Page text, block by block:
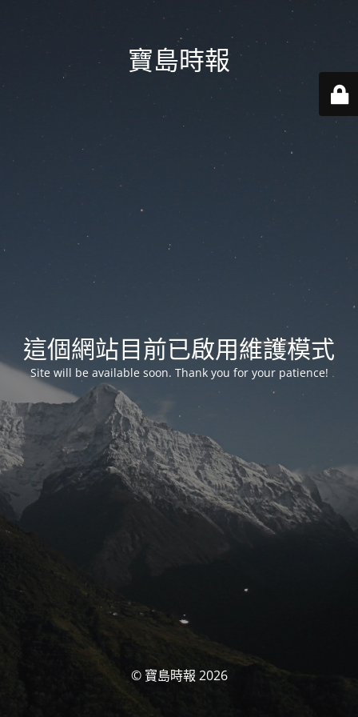
寶島時報
這個網站目前已啟用維護模式
Site will be available soon. Thank you for your patience!
© 寶島時報 2026